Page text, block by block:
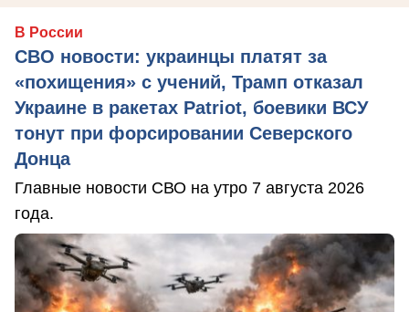
В России
СВО новости: украинцы платят за
«похищения» с учений, Трамп отказал
Украине в ракетах Patriot, боевики ВСУ
тонут при форсировании Северского
Донца
Главные новости СВО на утро 7 августа 2026
года.